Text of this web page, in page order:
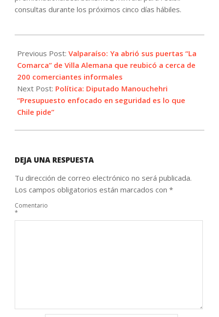
consultas durante los próximos cinco días hábiles.
10-
01
Previous Post: Valparaíso: Ya abrió sus puertas “La
Comarca” de Villa Alemana que reubicó a cerca de
200 comerciantes informales
Next Post: Política: Diputado Manouchehri
“Presupuesto enfocado en seguridad es lo que
Chile pide”
DEJA UNA RESPUESTA
Tu dirección de correo electrónico no será publicada.
Los campos obligatorios están marcados con *
Comentario
*